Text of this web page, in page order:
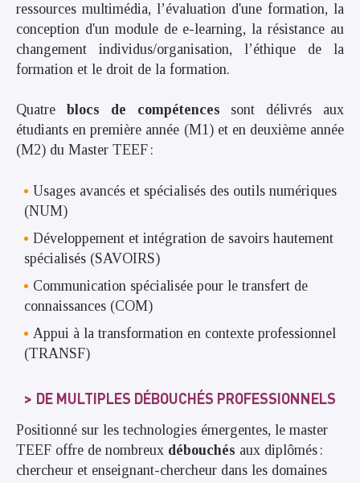
ressources multimédia, l’évaluation d'une formation, la
conception d'un module de e-learning, la résistance au
changement individus/organisation, l’éthique de la
formation et le droit de la formation.
Quatre blocs de compétences sont délivrés aux
étudiants en première année (M1) et en deuxième année
(M2) du Master TEEF :
Usages avancés et spécialisés des outils numériques
(NUM)
Développement et intégration de savoirs hautement
spécialisés (SAVOIRS)
Communication spécialisée pour le transfert de
connaissances (COM)
Appui à la transformation en contexte professionnel
(TRANSF)
DE MULTIPLES DÉBOUCHÉS PROFESSIONNELS
Positionné sur les technologies émergentes, le master
TEEF offre de nombreux débouchés aux diplômés :
chercheur et enseignant-chercheur dans les domaines